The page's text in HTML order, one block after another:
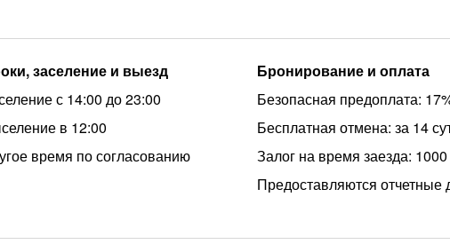
заселение и выезд
с 14:00 до 23:00
в 12:00
время по согласованию
Бронирование и оплата
Безопасная предоплата:
Бесплатная отмена: за 14
Залог на время заезда:
Предоставляются отчетные